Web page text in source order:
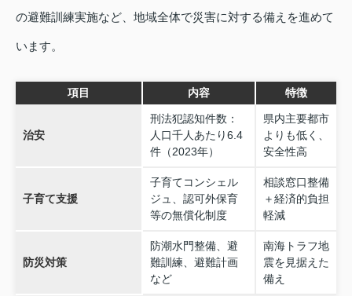
の避難訓練実施など、地域全体で災害に対する備えを進めて
います。
項目 内容 特徴
治安
刑法犯認知件数：
人口千人あたり6.4
件（2023年）
県内主要都市
よりも低く、
安全性高
子育て支援
子育てコンシェル
ジュ、認可外保育
等の無償化制度
相談窓口整備
＋経済的負担
軽減
防災対策
防潮水門整備、避
難訓練、避難計画
など
南海トラフ地
震を見据えた
備え